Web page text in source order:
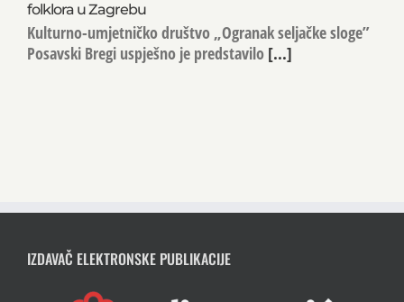
folklora u Zagrebu
Kulturno-umjetničko društvo „Ogranak seljačke sloge”
Posavski Bregi uspješno je predstavilo [...]
IZDAVAČ ELEKTRONSKE PUBLIKACIJE